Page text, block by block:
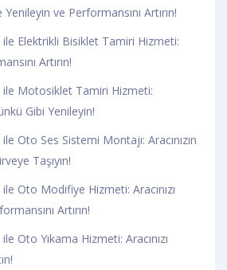
Yenileyin ve Performansını Artırın!
Elektrikli Bisiklet Tamiri Hizmeti:
Artırın!
Motosiklet Tamiri Hizmeti:
Gibi Yenileyin!
Oto Ses Sistemi Montajı: Aracınızın
Taşıyın!
Oto Modifiye Hizmeti: Aracınızı
Artırın!
Oto Yıkama Hizmeti: Aracınızı